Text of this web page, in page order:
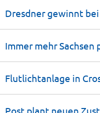
Dresdner gewinnt
Immer mehr Sachsen
Flutlichtanlage in
Post plant neuen